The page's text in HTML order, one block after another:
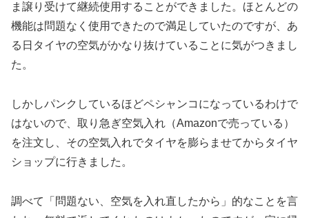
ま譲り受けて継続使用することができました。ほとんどの
機能は問題なく使用できたので満足していたのですが、あ
る日タイヤの空気がかなり抜けていることに気がつきまし
た。
しかしパンクしているほどペシャンコになっているわけで
はないので、取り急ぎ空気入れ（Amazonで売っている）
を注文し、その空気入れでタイヤを膨らませてからタイヤ
ショップに行きました。
調べて「問題ない、空気を入れ直したから」的なことを言